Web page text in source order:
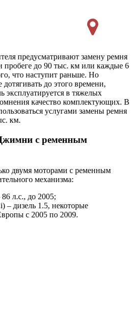
предусматривают замену ремня
до 90 тыс. км или каждые 6
что наступит раньше. Но
до этого времени,
эксплуатируется в тяжелых
качество комплектующих. В
услугами замены ремня
км.
с ременным
двумя моторами с ременным
механизма:
л.с., до 2005;
– дизель 1.5, некоторые
с 2005 по 2009.